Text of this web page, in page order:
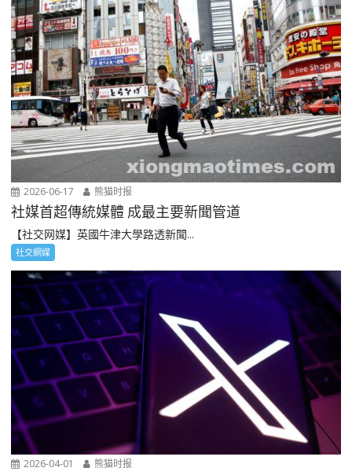
2026-06-17 熊猫时报
社媒首超傳統媒體 成最主要新聞管道
【社交网媒】英國牛津大學路透新聞...
社交網媒
2026-04-01 熊猫时报